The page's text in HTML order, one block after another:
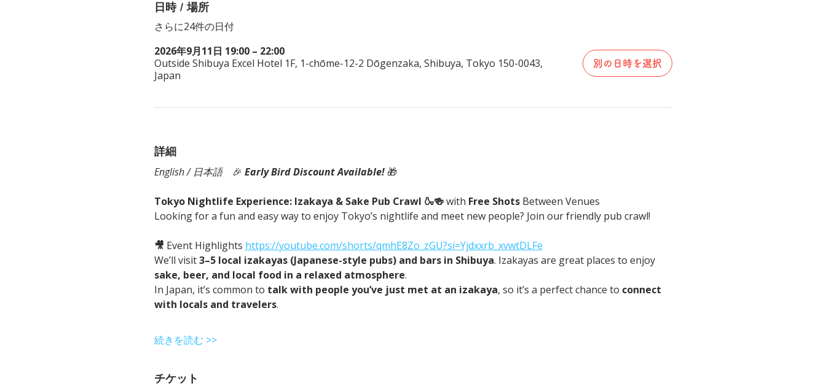
日時 / 場所
さらに24件の日付
2026年9月11日 19:00 – 22:00
Outside Shibuya Excel Hotel 1F, 1-chōme-12-2 Dōgenzaka, Shibuya, Tokyo 150-0043,
Japan
別の日時を選択
詳細
English / 日本語 🎉 Early Bird Discount Available! 🎁
Tokyo Nightlife Experience: Izakaya & Sake Pub Crawl 🍶🍻 with Free Shots Between Venues
Looking for a fun and easy way to enjoy Tokyo’s nightlife and meet new people? Join our friendly pub crawl!
🎥 Event Highlights https://youtube.com/shorts/qmhE8Zo_zGU?si=Yjdxxrb_xvwtDLFe
We’ll visit 3–5 local izakayas (Japanese-style pubs) and bars in Shibuya. Izakayas are great places to enjoy
sake, beer, and local food in a relaxed atmosphere.
In Japan, it’s common to talk with people you’ve just met at an izakaya, so it’s a perfect chance to connect
with locals and travelers.
続きを読む >>
チケット